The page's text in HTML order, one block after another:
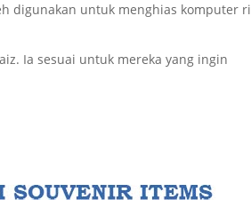
digunakan untuk menghias komputer
Ia sesuai untuk mereka yang ingin